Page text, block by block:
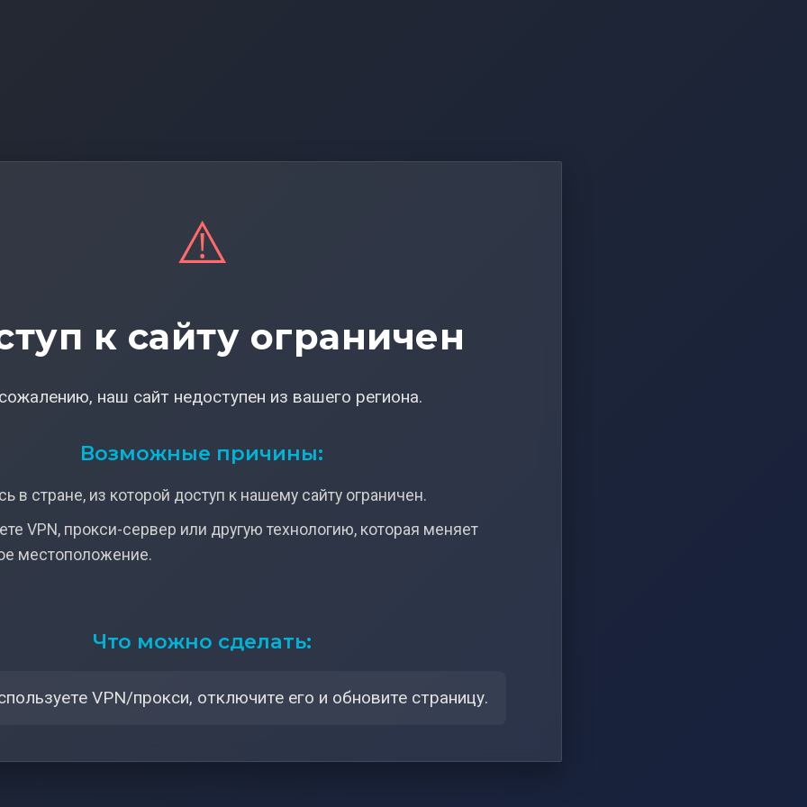
⚠️
к сайту ограничен
наш сайт недоступен из вашего региона.
Возможные причины:
в стране, из которой доступ к нашему сайту ограничен.
VPN, прокси-сервер или другую технологию, которая меняет
местоположение.
Что можно сделать:
VPN/прокси, отключите его и обновите страницу.